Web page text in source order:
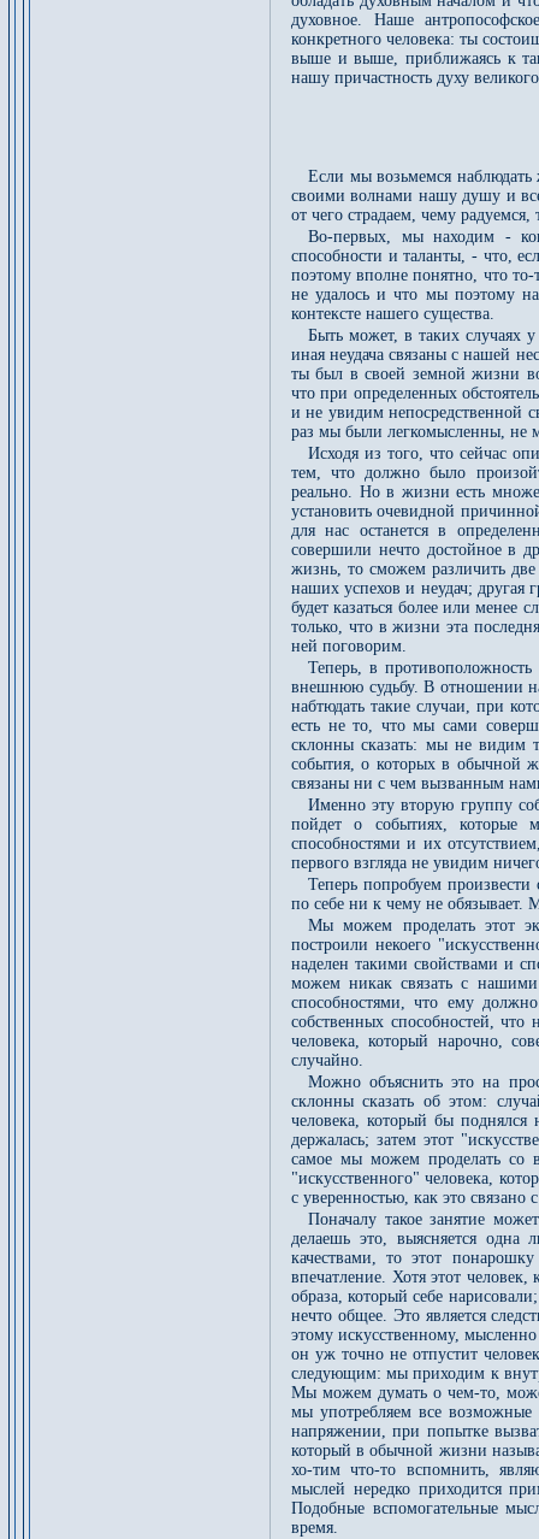
духовное. Наше
конкретного человека: ты
выше и выше, приближаясь к
нашу причастность духу
Если мы возьмемся наблюдать
своими волнами нашу душу и
от чего страдаем, чему
Во-первых, мы находим -
способности и таланты, - что,
поэтому вполне понятно, что
не удалось и что мы поэтому
контексте нашего существа.
Быть может, в таких случаях у
иная неудача связаны с нашей
ты был в своей земной жизни
что при определенных
и не увидим непосредственной
раз мы были легкомысленны, не
Исходя из того, что сейчас
тем, что должно было
реально. Но в жизни есть
установить очевидной
для нас останется в
совершили нечто достойное в
жизнь, то сможем различить
наших успехов и неудач; другая
будет казаться более или
только, что в жизни эта
ней поговорим.
Теперь, в
внешнюю судьбу. В отношении
набтюдать такие случаи, при
есть не то, что мы сами
склонны сказать: мы не видим
события, о которых в обычной
связаны ни с чем вызванным
Именно эту вторую группу
пойдет о событиях, которые
способностями и их
первого взгляда не увидим
Теперь попробуем
по себе ни к чему не обязывает.
Мы можем проделать этот
построили некоего
наделен такими свойствами и
можем никак связать с нашими
способностями, что ему
собственных способностей, что
человека, который нарочно,
случайно.
Можно объяснить это на
склонны сказать об этом:
человека, который бы
держалась; затем этот
самое мы можем проделать со
"искусственного" человека,
с уверенностью, как это
Поначалу такое занятие
делаешь это, выясняется одна
качествами, то этот
впечатление. Хотя этот
образа, который себе
нечто общее. Это является
этому искусственному, мысленно
он уж точно не отпустит
следующим: мы приходим к
Мы можем думать о чем-то,
мы употребляем все возможные
напряжении, при попытке
который в обычной жизни
хо-тим что-то вспомнить,
мыслей нередко приходится
Подобные вспомогательные
время.